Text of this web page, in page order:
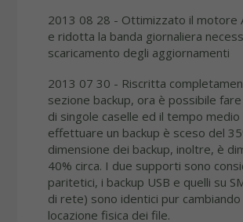
2013 08 28 - Ottimizzato il motore
e ridotta la banda giornaliera
scaricamento degli aggiornamenti
2013 07 30 - Riscritta
sezione backup, ora è possibile
di singole caselle ed il tempo
effettuare un backup è sceso del
dimensione dei backup, inoltre, è
40% circa. I due supporti sono
paritetici, i backup USB e quelli su
di rete) sono identici pur cambiando
locazione fisica dei file.